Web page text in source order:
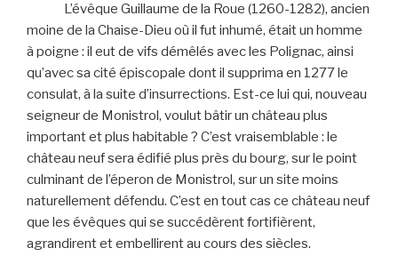
L’évêque Guillaume de la Roue (1260-1282), ancien
moine de la Chaise-Dieu où il fut inhumé, était un homme
à poigne : il eut de vifs démêlés avec les Polignac, ainsi
qu’avec sa cité épiscopale dont il supprima en 1277 le
consulat, à la suite d’insurrections. Est-ce lui qui, nouveau
seigneur de Monistrol, voulut bâtir un château plus
important et plus habitable ? C’est vraisemblable : le
château neuf sera édifié plus près du bourg, sur le point
culminant de l’éperon de Monistrol, sur un site moins
naturellement défendu. C’est en tout cas ce château neuf
que les évêques qui se succédèrent fortifièrent,
agrandirent et embellirent au cours des siècles.